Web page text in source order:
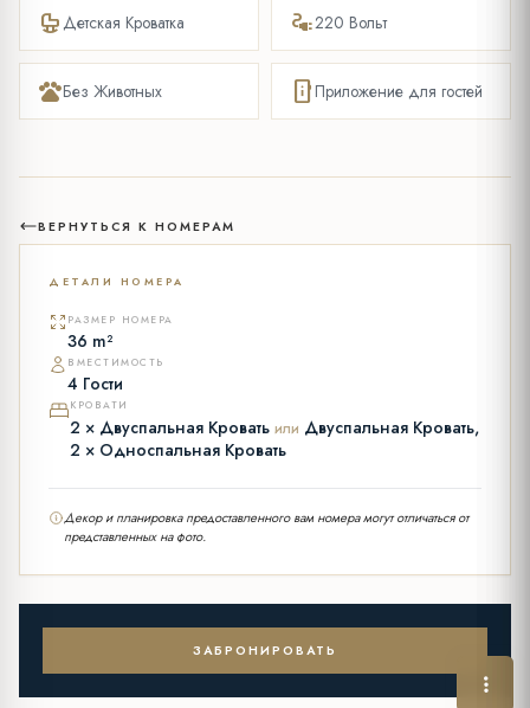
crib Детская Кроватка electrical_services220 Вольт
petsБез Животных mobile_info Приложение для гостей
ВЕРНУТЬСЯ К НОМЕРАМ
ДЕТАЛИ НОМЕРА
РАЗМЕР НОМЕРА
36 m²
ВМЕСТИМОСТЬ
4 Гости
КРОВАТИ
2 × Двуспальная Кровать или Двуспальная Кровать,
2 × Односпальная Кровать
Декор и планировка предоставленного вам номера могут отличаться от
представленных на фото.
ЗАБРОНИРОВАТЬ